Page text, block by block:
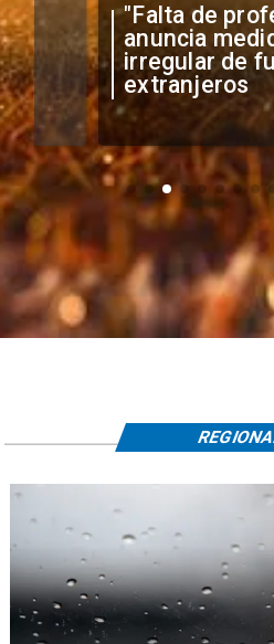
"Falta de
anuncia medidas
irregular de
extranjeros